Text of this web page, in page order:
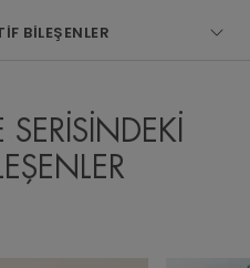
BİLEŞENLER